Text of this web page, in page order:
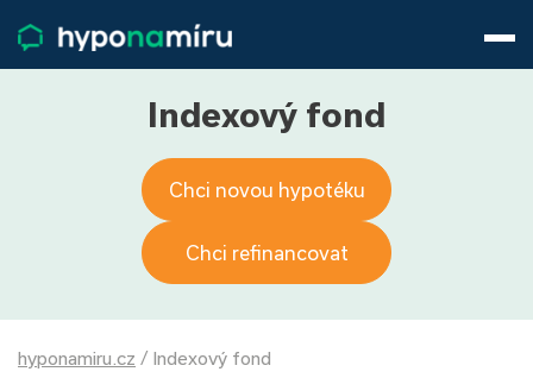
Životní pojištění
Pojištění nemovitosti
O nás
800 688 388
Přihlásit
Indexový fond
Chci novou hypotéku
Chci refinancovat
hyponamiru.cz / Indexový fond